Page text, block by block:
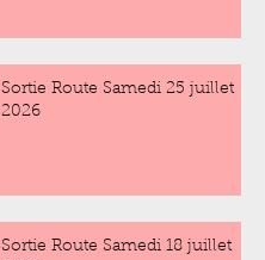
Sortie Route Samedi 25 juillet
2026
Sortie Route Samedi 18 juillet